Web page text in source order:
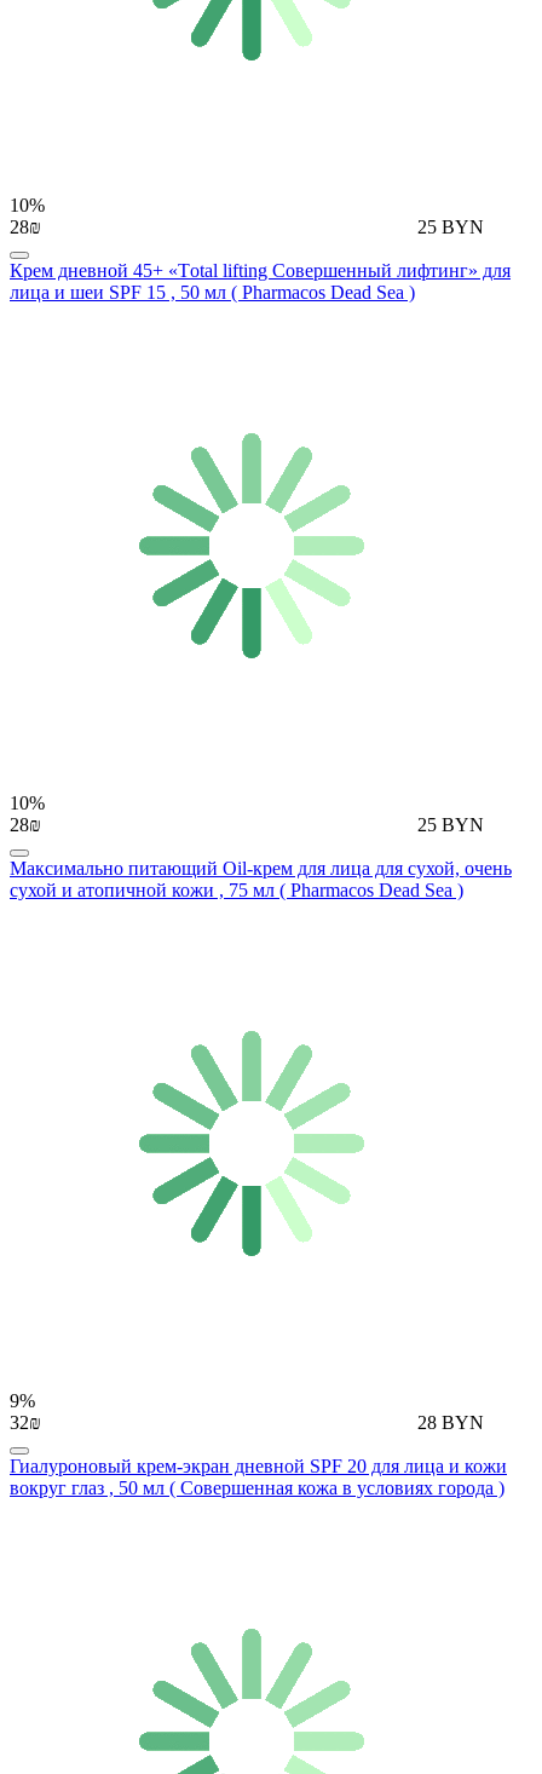
10%
28₪
25 BYN
Крем дневной 45+ «Тotal lifting Совершенный лифтинг» для
лица и шеи SPF 15 , 50 мл ( Pharmacos Dead Sea )
10%
28₪
25 BYN
Максимально питающий Oil-крем для лица для сухой, очень
сухой и атопичной кожи , 75 мл ( Pharmacos Dead Sea )
9%
32₪
28 BYN
Гиалуроновый крем-экран дневной SPF 20 для лица и кожи
вокруг глаз , 50 мл ( Совершенная кожа в условиях города )